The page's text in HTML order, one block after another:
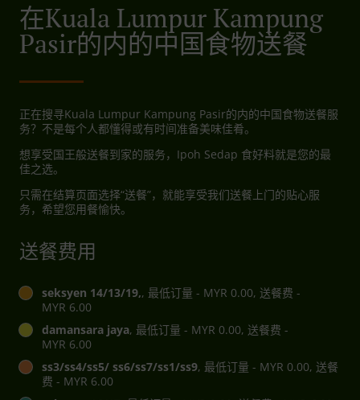
在Kuala Lumpur Kampung
Pasir的内的中国食物送餐
正在搜寻Kuala Lumpur Kampung Pasir的内的中国食物送餐服
务？不是每个人都懂得或有时间准备美味佳肴。
想享受国王般送餐到家的服务，Ipoh Sedap 食好料就是您的最
佳之选。
只需在结算页面选择“送餐”，就能享受我们送餐上门的贴心服
务，希望您用餐愉快。
送餐费用
seksyen 14/13/19,, 最低订量 - MYR 0.00, 送餐费 -
MYR 6.00
damansara jaya, 最低订量 - MYR 0.00, 送餐费 -
MYR 6.00
ss3/ss4/ss5/ ss6/ss7/ss1/ss9, 最低订量 - MYR 0.00, 送餐
费 - MYR 6.00